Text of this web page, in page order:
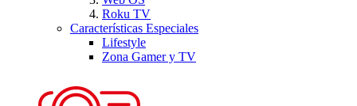
Roku TV
Características Especiales
Lifestyle
Zona Gamer y TV